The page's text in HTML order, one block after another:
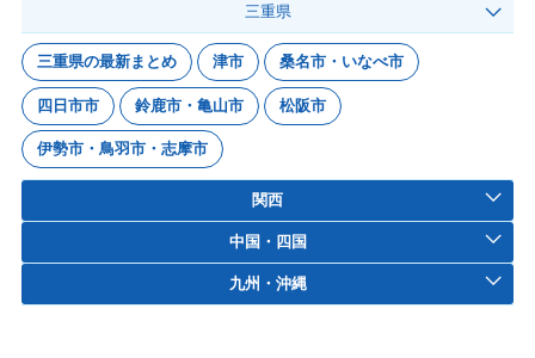
三重県
三重県の最新まとめ 津市 桑名市・いなべ市
四日市市 鈴鹿市・亀山市 松阪市
伊勢市・鳥羽市・志摩市
関西
中国・四国
九州・沖縄